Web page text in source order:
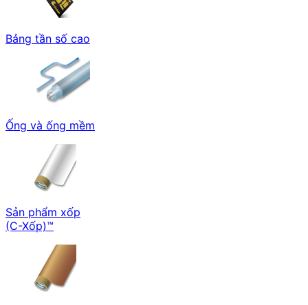
Bảng tần số cao
Ống và ống mềm
Sản phẩm xốp
(C-Xốp)™